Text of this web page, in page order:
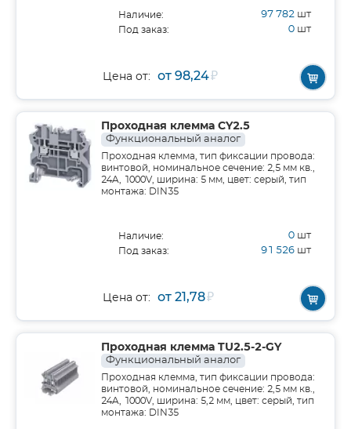
Наличие: 97 782 шт
Под заказ: 0 шт
Цена от: от 98,24₽
Проходная клемма CY2.5
Функциональный аналог
Проходная клемма, тип фиксации провода:
винтовой, номинальное сечение: 2,5 мм кв.,
24A, 1000V, ширина: 5 мм, цвет: серый, тип
монтажа: DIN35
Наличие: 0 шт
Под заказ: 91 526 шт
Цена от: от 21,78₽
Проходная клемма TU2.5-2-GY
Функциональный аналог
Проходная клемма, тип фиксации провода:
винтовой, номинальное сечение: 2,5 мм кв.,
24A, 1000V, ширина: 5,2 мм, цвет: серый, тип
монтажа: DIN35